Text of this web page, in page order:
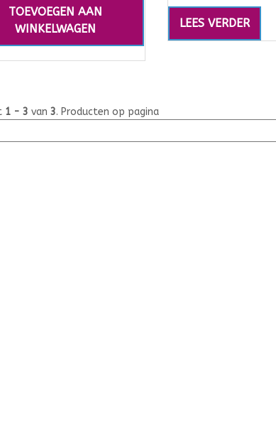
TOEVOEGEN AAN
WINKELWAGEN
LEES VERDER
1 - 3 van 3. Producten op pagina